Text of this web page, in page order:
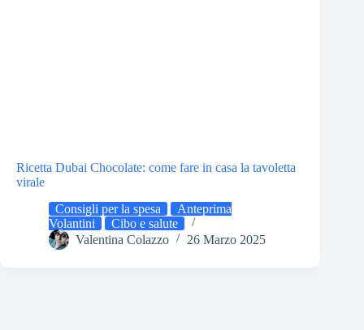
Ricetta Dubai Chocolate: come fare in casa la tavoletta
virale
Consigli per la spesa
Anteprima
Volantini
Cibo e salute
Valentina Colazzo
26 Marzo 2025